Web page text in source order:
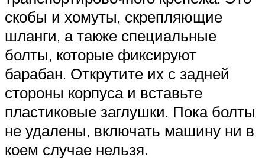
скобы и хомуты, скрепляющие
шланги, а также специальные
болты, которые фиксируют
барабан. Открутите их с задней
стороны корпуса и вставьте
пластиковые заглушки. Пока болты
не удалены, включать машину ни в
коем случае нельзя.